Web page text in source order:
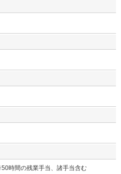
時間の残業手当、諸手当含む